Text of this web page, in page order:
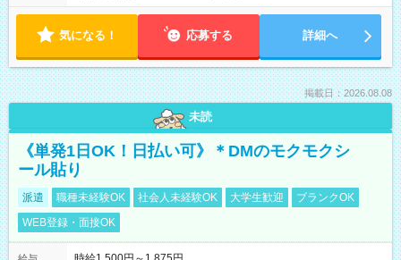
気になる！ 応募する 詳細へ
掲載日：2026.08.08
未読
《単発1日OK！日払い可》＊DMのモクモクシ
ール貼り
派遣 職種未経験OK 社会人未経験OK 大学生歓迎
ブランクOK
WEB登録・面接OK